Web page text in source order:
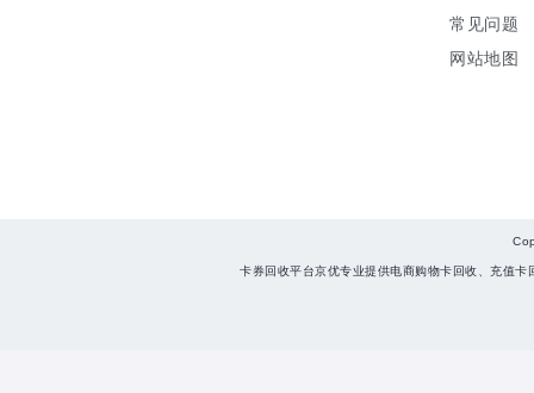
常见问题
网站地图
卡券回收平台京优专业提供电商购物卡回收、充值